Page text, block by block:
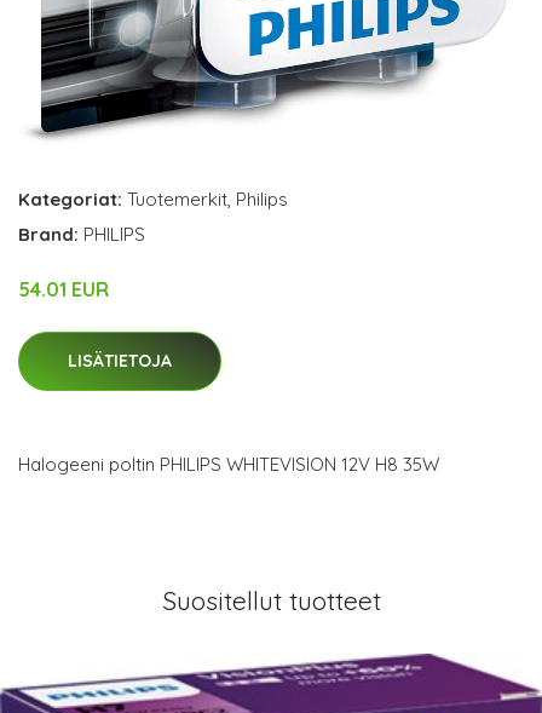
Kategoriat: Tuotemerkit Philips
Brand: PHILIPS
54.01 EUR
LISÄTIETOJA
Halogeeni poltin PHILIPS WHITEVISION 12V H8 35W
Suositellut tuotteet